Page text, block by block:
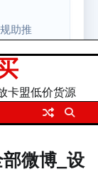
卡盟低价货源
微博_设